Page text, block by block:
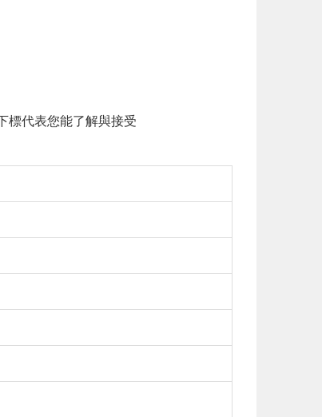
標代表您能了解與接受